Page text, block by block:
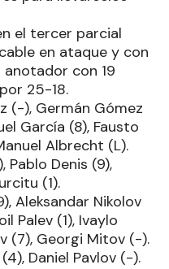
el tercer parcial
en ataque y con
con 19
25-18.
(-), Germán Gómez
García (8), Fausto
Albrecht (L).
Pablo Denis (9),
(1).
Aleksandar Nikolov
Palev (1), Ivaylo
(7), Georgi Mitov (-).
Daniel Pavlov (-).